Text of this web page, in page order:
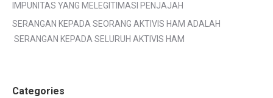
IMPUNITAS YANG MELEGITIMASI PENJAJAH
SERANGAN KEPADA SEORANG AKTIVIS HAM ADALAH
SERANGAN KEPADA SELURUH AKTIVIS HAM
Categories